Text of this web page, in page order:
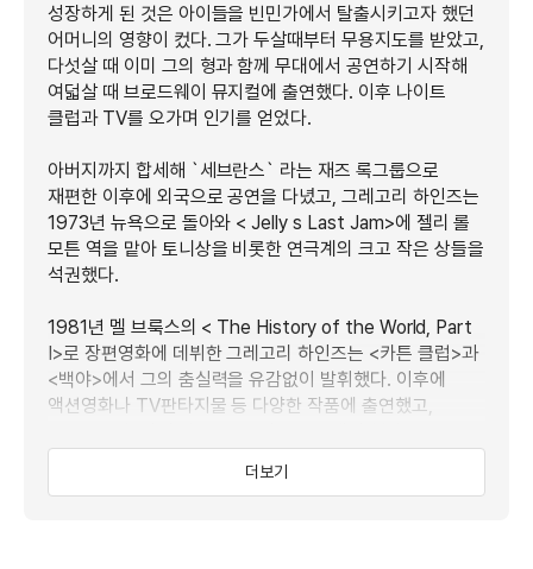
성장하게 된 것은 아이들을 빈민가에서 탈출시키고자 했던
어머니의 영향이 컸다. 그가 두살때부터 무용지도를 받았고,
다섯살 때 이미 그의 형과 함께 무대에서 공연하기 시작해
여덟살 때 브로드웨이 뮤지컬에 출연했다. 이후 나이트
클럽과 TV를 오가며 인기를 얻었다.
아버지까지 합세해 `세브란스` 라는 재즈 록그룹으로
재편한 이후에 외국으로 공연을 다녔고, 그레고리 하인즈는
1973년 뉴욕으로 돌아와 < Jelly s Last Jam>에 젤리 롤
모튼 역을 맡아 토니상을 비롯한 연극계의 크고 작은 상들을
석권했다.
1981년 멜 브룩스의 < The History of the World, Part
I>로 장편영화에 데뷔한 그레고리 하인즈는 <카튼 클럽>과
<백야>에서 그의 춤실력을 유감없이 발휘했다. 이후에
액션영화나 TV판타지물 등 다양한 작품에 출연했고,
당대 최고의 탭댄서로 배우와 TV 탤런트로도 활약한
더보기